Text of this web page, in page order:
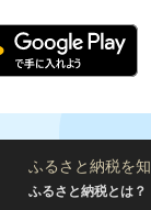
ふるさと納税を
ふるさと納税とは？